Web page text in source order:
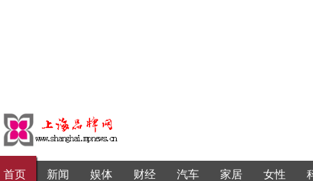
首页 新闻 娱体 财经 汽车 家居 女性